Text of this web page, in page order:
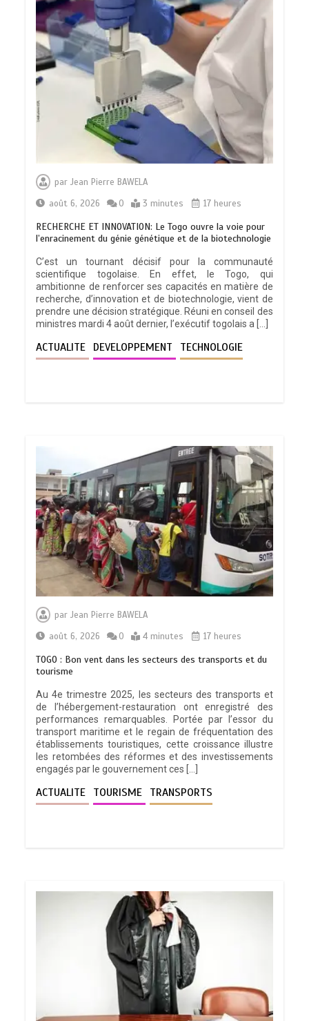
parJean Pierre BAWELA
août 6, 2026
0 3 minutes 17 heures
RECHERCHE ET INNOVATION: Le Togo ouvre la voie pour
l’enracinement du génie génétique et de la biotechnologie
C’est un tournant décisif pour la communauté
scientifique togolaise. En effet, le Togo, qui
ambitionne de renforcer ses capacités en matière de
recherche, d’innovation et de biotechnologie, vient de
prendre une décision stratégique. Réuni en conseil des
ministres mardi 4 août dernier, l’exécutif togolais a […]
ACTUALITE DEVELOPPEMENT TECHNOLOGIE
parJean Pierre BAWELA
août 6, 2026
0 4 minutes 17 heures
TOGO : Bon vent dans les secteurs des transports et du
tourisme
Au 4e trimestre 2025, les secteurs des transports et
de l’hébergement-restauration ont enregistré des
performances remarquables. Portée par l’essor du
transport maritime et le regain de fréquentation des
établissements touristiques, cette croissance illustre
les retombées des réformes et des investissements
engagés par le gouvernement ces […]
ACTUALITE TOURISME TRANSPORTS